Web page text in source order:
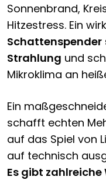
Sonnenbrand,
Hitzestress. Ein
Schattenspender
Strahlung und
Mikroklima an
Ein
schafft echten
auf das Spiel von
auf technisch
Es gibt